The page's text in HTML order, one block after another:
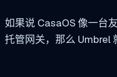
如果说 CasaOS 像一台
托管网关，那么 Umbrel